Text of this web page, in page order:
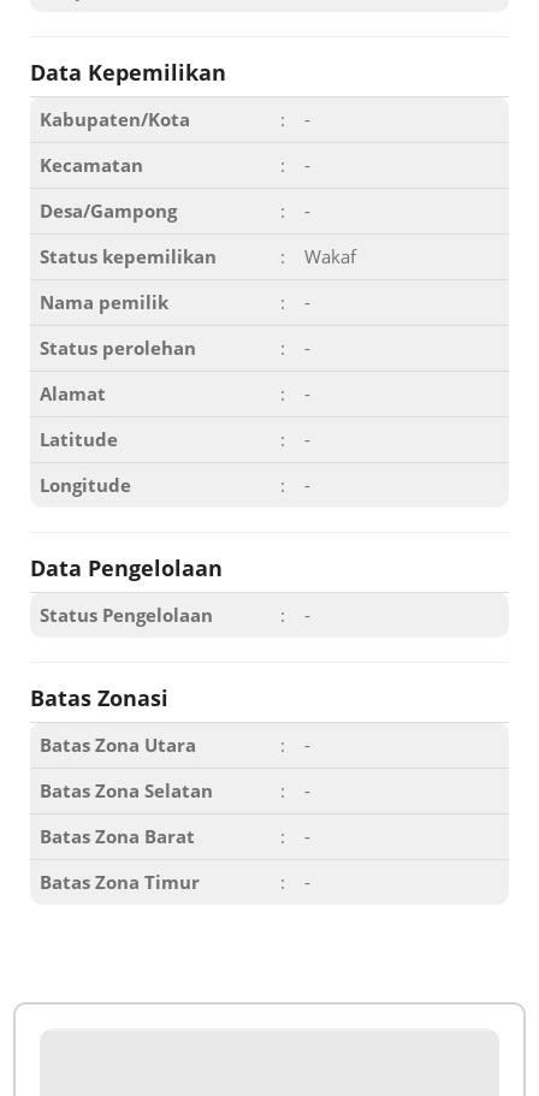
Data Kepemilikan
Kabupaten/Kota :
-
Kecamatan
:
-
Desa/Gampong
:
-
Status kepemilikan
:
Wakaf
Nama pemilik
:
-
Status perolehan
:
-
Alamat
:
-
Latitude
:
-
Longitude
: -
Data Pengelolaan
Status Pengelolaan : -
Batas Zonasi
Batas Zona Utara :
-
Batas Zona Selatan
:
-
Batas Zona Barat
:
-
Batas Zona Timur
: -